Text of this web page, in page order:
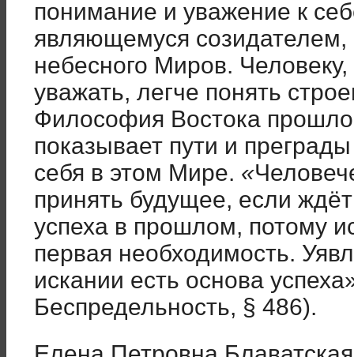
понимание и уважение к
являющемуся созидателем,
небесного Миров.
уважать, легче понять
Философия Востока
показывает пути и
себя в этом Мире. «
принять будущее, если
успеха в прошлом, потому
первая необходимость.
искании есть основа
Беспредельность, § 486).